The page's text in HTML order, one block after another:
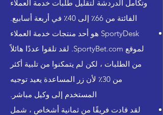
وتكامل الدردشة لتقليل طلبات خدمة العملاء
الفائتة من 66٪ إلى 40٪ في أربعة أسابيع.
SportyDesk هو أحد منتجات خدمة العملاء
لموقع SportyBet.com. لقد تلقوا عددًا هائلاً
من الطلبات ، لكن لم يتمكنوا من تلبية أكثر
من 30٪ لأن زر المساعدة يعيد توجيه
المستخدم إلى وكيل مباشر.
لقد قادت فريقًا من ثمانية أشخاص ، شمل